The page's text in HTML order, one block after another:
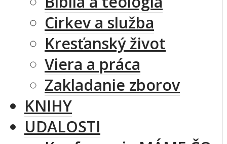
Cirkev a služba
Kresťanský život
Viera a práca
Zakladanie zborov
KNIHY
UDALOSTI